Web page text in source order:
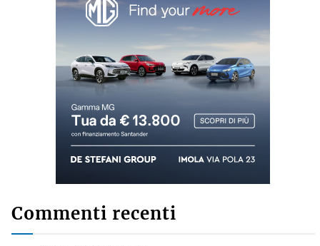
Commenti recenti